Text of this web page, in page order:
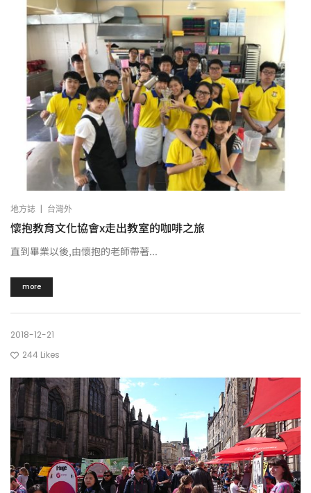
地方誌 | 台灣外
懷抱教育文化協會x走出教室的咖啡之旅
直到畢業以後,由懷抱的老師帶著...
more
2018-12-21
244 Likes